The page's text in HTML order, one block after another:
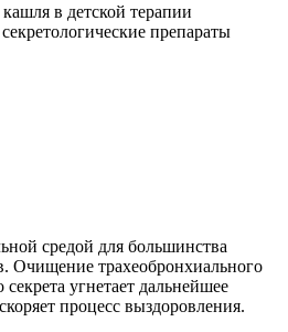
в детской терапии
препараты
средой для большинства
Очищение трахеобронхиального
секрета угнетает дальнейшее
процесс выздоровления.